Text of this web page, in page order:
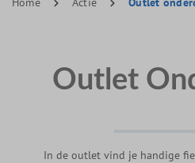
Outlet
In de outlet vind je handige